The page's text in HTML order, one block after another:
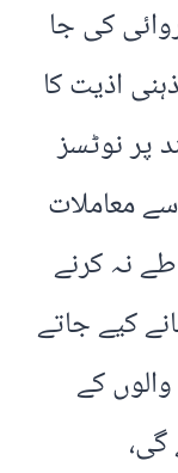
کی جا
اذیت کا
پر نوٹسز
معاملات
نہ کرنے
کیے جاتے
کے